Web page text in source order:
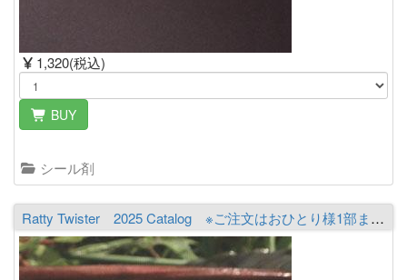
1,320(税込)
BUY
シール剤
Ratty Twister 2025 Catalog ※ご注文はおひとり様1部までとなります。必ず商品詳細をご覧の上ご注文下さい。